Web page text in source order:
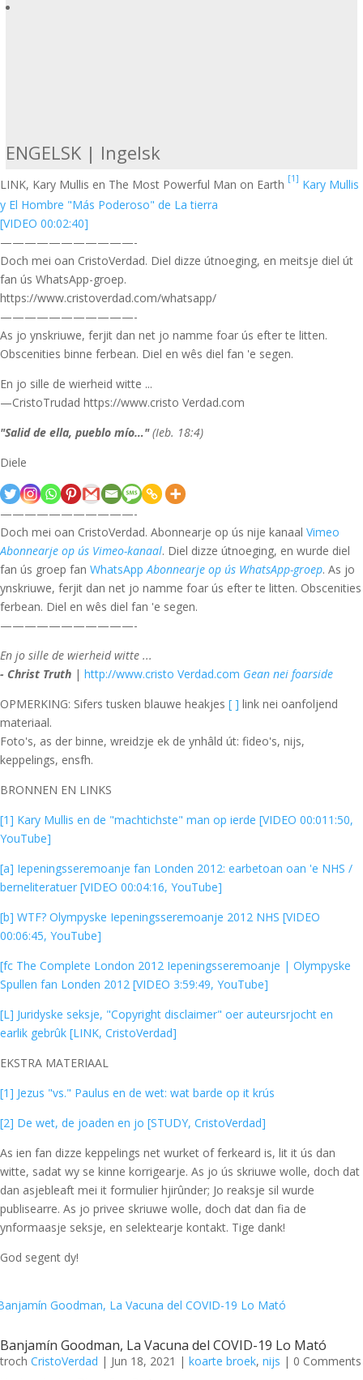
ENGELSK | Ingelsk
LINK, Kary Mullis en The Most Powerful Man on Earth [1] Kary Mullis
y El Hombre "Más Poderoso" de La tierra
[VIDEO 00:02:40]
———————————-
Doch mei oan CristoVerdad. Diel dizze útnoeging, en meitsje diel út
fan ús WhatsApp-groep.
https://www.cristoverdad.com/whatsapp/
———————————-
As jo ynskriuwe, ferjit dan net jo namme foar ús efter te litten.
Obscenities binne ferbean. Diel en wês diel fan 'e segen.
En jo sille de wierheid witte ...
—CristoTrudad https://www.cristo Verdad.com
"Salid de ella, pueblo mío…"(Ieb. 18:4)
Diele
———————————-
Doch mei oan CristoVerdad. Abonnearje op ús nije kanaal Vimeo
Abonnearje op ús Vimeo-kanaal. Diel dizze útnoeging, en wurde diel
fan ús groep fan WhatsApp Abonnearje op ús WhatsApp-groep. As jo
ynskriuwe, ferjit dan net jo namme foar ús efter te litten. Obscenities
ferbean. Diel en wês diel fan 'e segen.
———————————-
En jo sille de wierheid witte ...
- Christ Truth | http://www.cristo Verdad.com Gean nei foarside
OPMERKING: Sifers tusken blauwe heakjes [ ] link nei oanfoljend
materiaal.
Foto's, as der binne, wreidzje ek de ynhâld út: fideo's, nijs,
keppelings, ensfh.
BRONNEN EN LINKS
[1] Kary Mullis en de "machtichste" man op ierde [VIDEO 00:011:50,
YouTube]
[a] Iepeningsseremoanje fan Londen 2012: earbetoan oan 'e NHS /
berneliteratuer [VIDEO 00:04:16, YouTube]
[b] WTF? Olympyske Iepeningsseremoanje 2012 NHS [VIDEO
00:06:45, YouTube]
[fc The Complete London 2012 Iepeningsseremoanje | Olympyske
Spullen fan Londen 2012 [VIDEO 3:59:49, YouTube]
[L] Juridyske seksje, "Copyright disclaimer" oer auteursrjocht en
earlik gebrûk [LINK, CristoVerdad]
EKSTRA MATERIAAL
[1] Jezus "vs." Paulus en de wet: wat barde op it krús
[2] De wet, de joaden en jo [STUDY, CristoVerdad]
As ien fan dizze keppelings net wurket of ferkeard is, lit it ús dan
witte, sadat wy se kinne korrigearje. As jo ús skriuwe wolle, doch dat
dan asjebleaft mei it formulier hjirûnder; Jo reaksje sil wurde
publisearre. As jo privee skriuwe wolle, doch dat dan fia de
ynformaasje seksje, en selektearje kontakt. Tige dank!
God segent dy!
Banjamín Goodman, La Vacuna del COVID-19 Lo Mató
troch CristoVerdad | Jun 18, 2021 | koarte broek, nijs | 0 Comments